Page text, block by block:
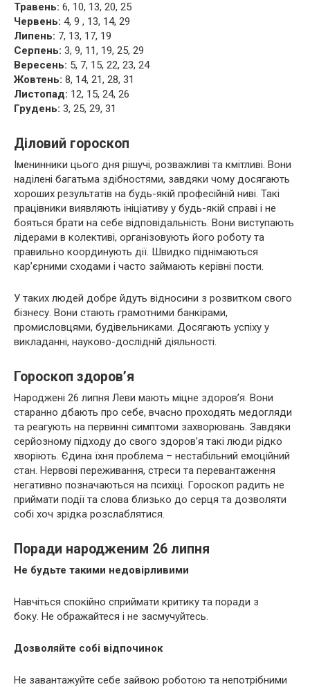
Травень: 6, 10, 13, 20, 25
Червень: 4, 9 , 13, 14, 29
Липень: 7, 13, 17, 19
Серпень: 3, 9, 11, 19, 25, 29
Вересень: 5, 7, 15, 22, 23, 24
Жовтень: 8, 14, 21, 28, 31
Листопад: 12, 15, 24, 26
Грудень: 3, 25, 29, 31
Діловий гороскоп
Іменинники цього дня рішучі, розважливі та кмітливі. Вони
наділені багатьма здібностями, завдяки чому досягають
хороших результатів на будь-якій професійній ниві. Такі
працівники виявляють ініціативу у будь-якій справі і не
бояться брати на себе відповідальність. Вони виступають
лідерами в колективі, організовують його роботу та
правильно координують дії. Швидко піднімаються
кар’єрними сходами і часто займають керівні пости.
У таких людей добре йдуть відносини з розвитком свого
бізнесу. Вони стають грамотними банкірами,
промисловцями, будівельниками. Досягають успіху у
викладанні, науково-дослідній діяльності.
Гороскоп здоров’я
Народжені 26 липня Леви мають міцне здоров’я. Вони
старанно дбають про себе, вчасно проходять медогляди
та реагують на первинні симптоми захворювань. Завдяки
серйозному підходу до свого здоров’я такі люди рідко
хворіють. Єдина їхня проблема – нестабільний емоційний
стан. Нервові переживання, стреси та перевантаження
негативно позначаються на психіці. Гороскоп радить не
приймати події та слова близько до серця та дозволяти
собі хоч зрідка розслаблятися.
Поради народженим 26 липня
Не будьте такими недовірливими
Навчіться спокійно сприймати критику та поради з
боку. Не ображайтеся і не засмучуйтесь.
Дозволяйте собі відпочинок
Не завантажуйте себе зайвою роботою та непотрібними